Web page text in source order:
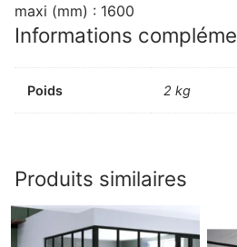
maxi (mm) : 1600
Informations
Poids 2 kg
Produits similaires